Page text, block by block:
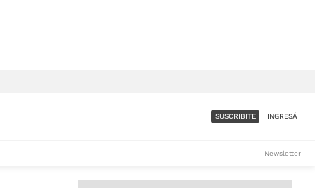
SUSCRIBITE INGRESÁ
Newsletter